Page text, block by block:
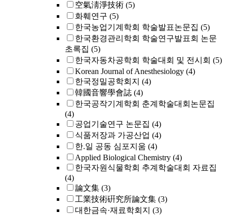
空氣淸淨技術 (5)
화훼연구 (5)
한국농업기계학회 학술발표논문집 (5)
한국환경관리학회 학술연구발표회 논문
초록집 (5)
한국자동차공학회 학술대회 및 전시회 (5)
Korean Journal of Anesthesiology (4)
한국정밀공학회지 (4)
韓國音響學會誌 (4)
한국공작기계학회 춘계학술대회논문집
(4)
공업기술연구 논문집 (4)
식품저장과 가공산업 (4)
한.일 공동 심포지움 (4)
Applied Biological Chemistry (4)
한국자원식물학회 추계학술대회 자료집
(4)
論文集 (3)
工業技術硏究所論文集 (3)
대한금속·재료학회지 (3)